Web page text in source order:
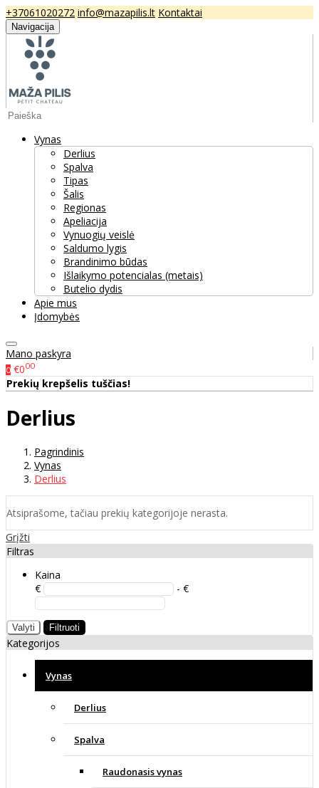
+37061020272 info@mazapilis.lt Kontaktai
Navigacija
Vynas
Derlius
Spalva
Tipas
Šalis
Regionas
Apeliacija
Vynuogių veislė
Saldumo lygis
Brandinimo būdas
Išlaikymo potencialas (metais)
Butelio dydis
Apie mus
Įdomybės
Mano paskyra
0 €000
Prekių krepšelis tuščias!
Derlius
Pagrindinis
Vynas
Derlius
Atsiprašome, tačiau prekių kategorijoje nerasta.
Grįžti
Filtras
Kaina
€
- €
Valyti Filtruoti
Kategorijos
Vynas
Derlius
Spalva
Raudonasis vynas